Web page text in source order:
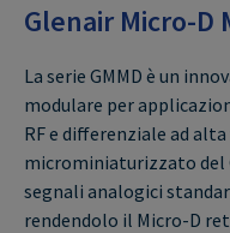
Glenair Micro-D
La serie GMMD è un
modulare per
RF e differenziale ad
microminiaturizzato del
segnali analogici
rendendolo il Micro-D